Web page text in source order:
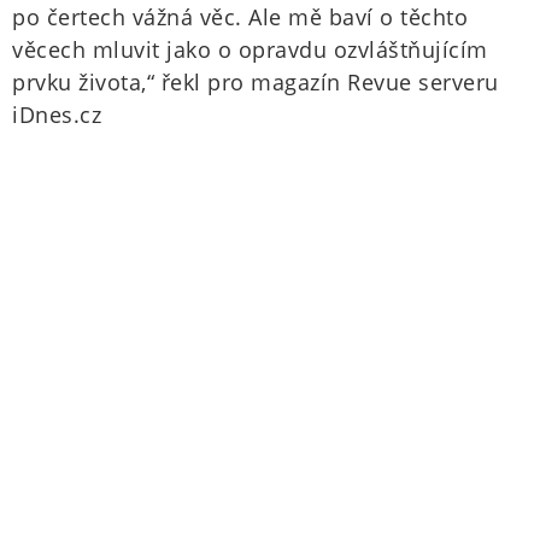
po čertech vážná věc. Ale mě baví o těchto
věcech mluvit jako o opravdu ozvláštňujícím
prvku života,“ řekl pro magazín Revue serveru
iDnes.cz